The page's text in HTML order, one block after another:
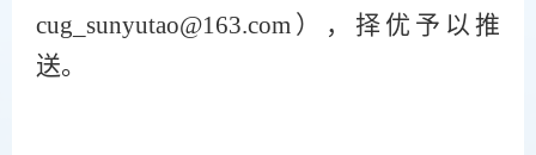
cug_sunyutao@163.com）
， 择优予以推
送。